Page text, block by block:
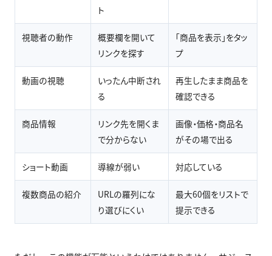
ト
視聴者の動作
概要欄を開いて
リンクを探す
「商品を表示」をタッ
プ
動画の視聴
いったん中断され
る
再生したまま商品を
確認できる
商品情報
リンク先を開くま
で分からない
画像・価格・商品名
がその場で出る
ショート動画 導線が弱い 対応している
複数商品の紹介
URLの羅列にな
り選びにくい
最大60個をリストで
提示できる